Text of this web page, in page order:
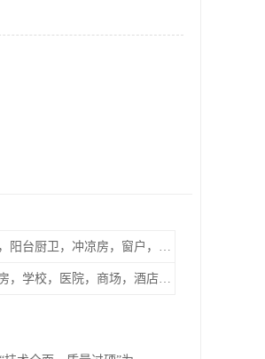
各类屋面，地面，阳台厨卫，冲凉房，窗户，地下室等
企事业单位，厂房，学校，医院，商场，酒店，小区物业，商家居民住户等